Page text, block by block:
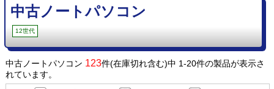
中古ノートパソコン
12世代
中古ノートパソコン 123件(在庫切れ含む)中 1-20件の製品が表示さ
れています。